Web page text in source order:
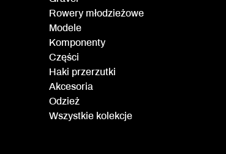
Rowery młodzieżowe
Modele
Komponenty
Części
Haki przerzutki
Akcesoria
Odzież
Wszystkie kolekcje